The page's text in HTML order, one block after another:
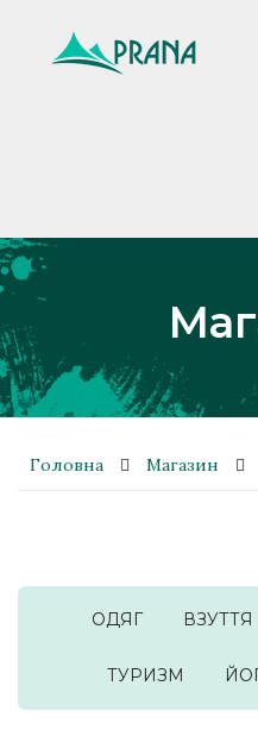
Головна Магазин
ОДЯГ ВЗУТТЯ
ТУРИЗМ